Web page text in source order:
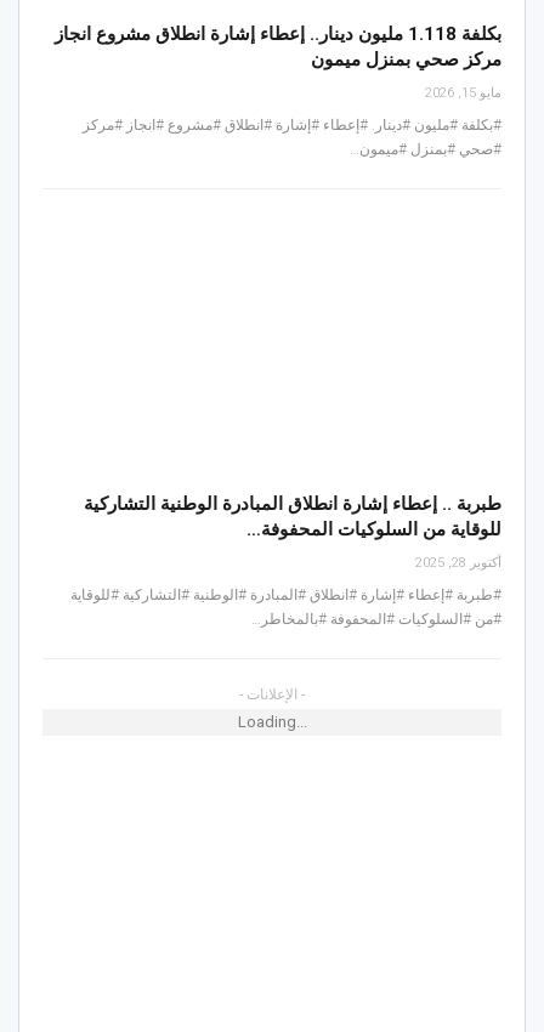
بكلفة 1.118 مليون دينار.. إعطاء إشارة انطلاق مشروع انجاز
مركز صحي بمنزل ميمون
مايو 15, 2026
#بكلفة #مليون #دينار. #إعطاء #إشارة #انطلاق #مشروع #انجاز #مركز
#صحي #بمنزل #ميمون…
طبربة .. إعطاء إشارة انطلاق المبادرة الوطنية التشاركية
للوقاية من السلوكيات المحفوفة…
أكتوبر 28, 2025
#طبربة #إعطاء #إشارة #انطلاق #المبادرة #الوطنية #التشاركية #للوقاية
#من #السلوكيات #المحفوفة #بالمخاطر…
- الإعلانات -
Loading...